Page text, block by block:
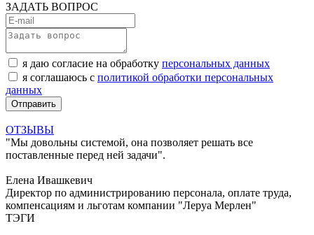
ЗАДАТЬ ВОПРОС
я даю согласие на обработку персональных данных
я соглашаюсь с политикой обработки персональных
данных
ОТЗЫВЫ
"Мы довольны системой, она позволяет решать все
поставленные перед ней задачи".
Елена Ивашкевич
Директор по администрированию персонала, оплате труда,
компенсациям и льготам компании "Леруа Мерлен"
ТЭГИ